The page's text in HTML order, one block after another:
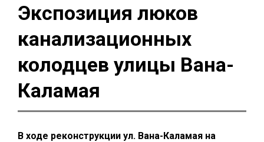
Экспозиция люков
канализационных
колодцев улицы Вана-
Каламая
В ходе реконструкции ул. Вана-Каламая на